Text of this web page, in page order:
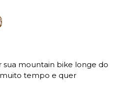
sua mountain bike longe do
tempo e quer